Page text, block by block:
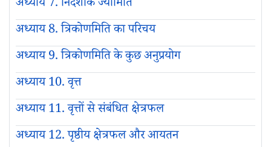
अध्याय 7. निर्देशांक ज्यामिति
अध्याय 8. त्रिकोणमिति का परिचय
अध्याय 9. त्रिकोणमिति के कुछ अनुप्रयोग
अध्याय 10. वृत्त
अध्याय 11. वृत्तों से संबंधित क्षेत्रफल
अध्याय 12. पृष्ठीय क्षेत्रफल और आयतन